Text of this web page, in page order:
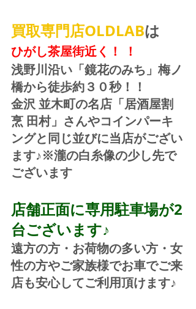
買取専門店OLDLABは
ひがし茶屋街近く！ ！
浅野川沿い「鏡花のみち」梅ノ
橋から徒歩約３０秒！！
金沢 並木町の名店「居酒屋割
烹 田村」さんやコインパーキ
ングと同じ並びに当店がござい
ます♪※瀧の白糸像の少し先で
ございます
店舗正面に専用駐車場が2
台ございます♪
遠方の方・お荷物の多い方・女
性の方やご家族様でお車でご来
店も安心してご利用頂けます♪